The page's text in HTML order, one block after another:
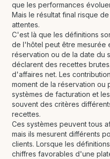
que les performances
Mais le résultat final risque
attentes.
C'est là que les définitions
de l'hôtel peut être mesurée
réservation ou de la date du
déclarent des recettes
d'affaires net. Les
moment de la réservation ou
systèmes de facturation et
souvent des critères
recettes.
Ces systèmes peuvent tous
mais ils mesurent différents
clients. Lorsque les
chiffres favorables d'une